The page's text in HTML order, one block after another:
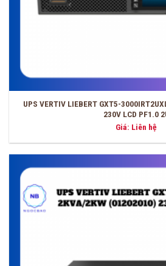
UPS VERTIV LIEBERT GXT5-
230V LCD PF1.0
Giá: Liên hệ